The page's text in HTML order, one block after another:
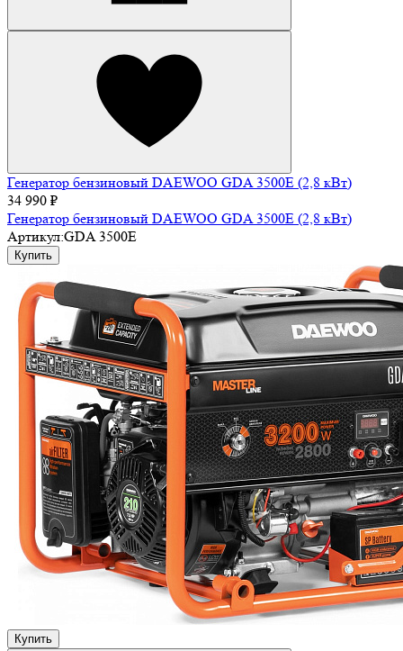
Генератор бензиновый DAEWOO GDA 3500E (2,8 кВт)
34 990 ₽
Генератор бензиновый DAEWOO GDA 3500E (2,8 кВт)
Артикул:GDA 3500E
Купить
Купить